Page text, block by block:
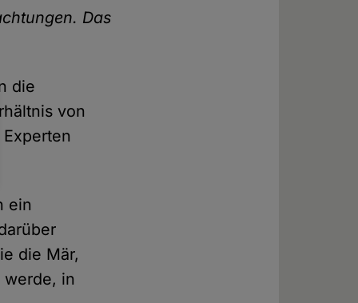
Das
die
von
ein
die Mär,
werde, in